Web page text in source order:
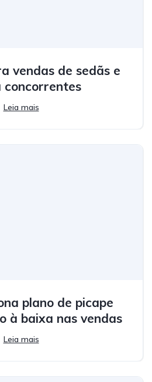
vendas de sedãs e
concorrentes
Leia mais
plano de picape
à baixa nas vendas
Leia mais